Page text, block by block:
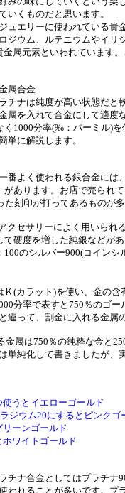
いくものだと思います。
ュエリーに使われている
ジウム、ルテニウムやイ
属元素といわれています
属合金
チナは純度が高い状態だ
属を入れて合金にして適
く1000分率(‰：パーミル)
単に解説します。
番よく使われる銀合金に
があります。お店で売られ
た刻印が打ってあるものが
クセサリーによく用いられ
て硬度を増した純銀などが
100のシルバー900(コイン
Ｋ(カラット)を使い、金の
分率で表すと750％のゴ
違って、割金に入れる金属
金属は750％の純粋な金と
単純化して書きましたが
うとイエローゴールド
ジウム20にするとピンクゴ
ーンゴールド
ワイトゴールド
チナ合金としてはプラチ
われることが多いです。